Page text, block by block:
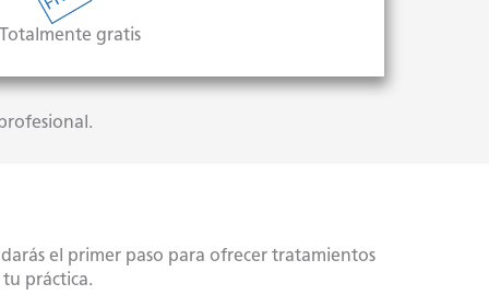
Totalmente gratis
el primer paso para ofrecer tratamientos
práctica.